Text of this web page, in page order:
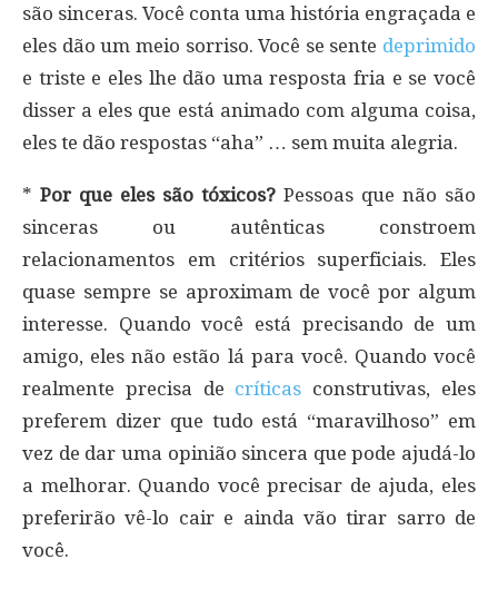
são sinceras. Você conta uma história engraçada e
eles dão um meio sorriso. Você se sente deprimido
e triste e eles lhe dão uma resposta fria e se você
disser a eles que está animado com alguma coisa,
eles te dão respostas “aha” … sem muita alegria.
* Por que eles são tóxicos? Pessoas que não são
sinceras ou autênticas constroem
relacionamentos em critérios superficiais. Eles
quase sempre se aproximam de você por algum
interesse. Quando você está precisando de um
amigo, eles não estão lá para você. Quando você
realmente precisa de críticas construtivas, eles
preferem dizer que tudo está “maravilhoso” em
vez de dar uma opinião sincera que pode ajudá-lo
a melhorar. Quando você precisar de ajuda, eles
preferirão vê-lo cair e ainda vão tirar sarro de
você.